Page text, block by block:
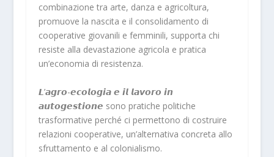
combinazione tra arte, danza e agricoltura,
promuove la nascita e il consolidamento di
cooperative giovanili e femminili, supporta chi
resiste alla devastazione agricola e pratica
un’economia di resistenza.
𝙇’𝙖𝙜𝙧𝙤-𝙚𝙘𝙤𝙡𝙤𝙜𝙞𝙖 𝙚 𝙞𝙡 𝙡𝙖𝙫𝙤𝙧𝙤 𝙞𝙣
𝙖𝙪𝙩𝙤𝙜𝙚𝙨𝙩𝙞𝙤𝙣𝙚 sono pratiche politiche
trasformative perché ci permettono di costruire
relazioni cooperative, un’alternativa concreta allo
sfruttamento e al colonialismo.